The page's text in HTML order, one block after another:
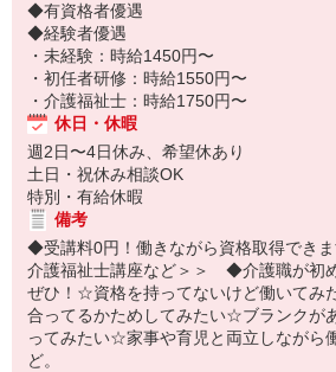
◆有資格者優遇
◆経験者優遇
・未経験：時給1450円〜
・初任者研修：時給1550円〜
・介護福祉士：時給1750円〜
休日・休暇
週2日〜4日休み、希望休あり
土日・祝休み相談OK
特別・有給休暇
備考
◆受講料0円！働きながら資格取得でき
介護福祉士講座など＞＞ ◆介護職が初
ぜひ！☆資格を持ってないけど働いてみ
合ってるかためしてみたい☆ブランクが
ってみたい☆家事や育児と両立しながら
ど。